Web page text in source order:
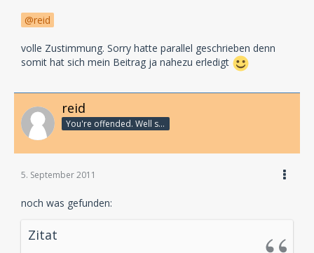
reid
volle Zustimmung. Sorry hatte parallel geschrieben denn
somit hat sich mein Beitrag ja nahezu erledigt
reid
You're offended. Well so fucking what?
5. September 2011
noch was gefunden:
Zitat